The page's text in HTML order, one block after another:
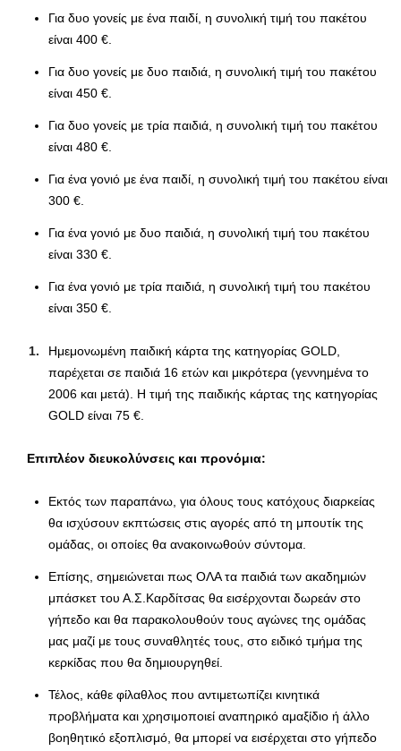
Για δυο γονείς με ένα παιδί, η συνολική τιμή του πακέτου
είναι 400 €.
Για δυο γονείς με δυο παιδιά, η συνολική τιμή του πακέτου
είναι 450 €.
Για δυο γονείς με τρία παιδιά, η συνολική τιμή του πακέτου
είναι 480 €.
Για ένα γονιό με ένα παιδί, η συνολική τιμή του πακέτου είναι
300 €.
Για ένα γονιό με δυο παιδιά, η συνολική τιμή του πακέτου
είναι 330 €.
Για ένα γονιό με τρία παιδιά, η συνολική τιμή του πακέτου
είναι 350 €.
Hμεμονωμένη παιδική κάρτα της κατηγορίας GOLD,
παρέχεται σε παιδιά 16 ετών και μικρότερα (γεννημένα το
2006 και μετά). Η τιμή της παιδικής κάρτας της κατηγορίας
GOLD είναι 75 €.
Επιπλέον διευκολύνσεις και προνόμια:
Εκτός των παραπάνω, για όλους τους κατόχους διαρκείας
θα ισχύσουν εκπτώσεις στις αγορές από τη μπουτίκ της
ομάδας, οι οποίες θα ανακοινωθούν σύντομα.
Επίσης, σημειώνεται πως ΟΛΑ τα παιδιά των ακαδημιών
μπάσκετ του Α.Σ.Καρδίτσας θα εισέρχονται δωρεάν στο
γήπεδο και θα παρακολουθούν τους αγώνες της ομάδας
μας μαζί με τους συναθλητές τους, στο ειδικό τμήμα της
κερκίδας που θα δημιουργηθεί.
Τέλος, κάθε φίλαθλος που αντιμετωπίζει κινητικά
προβλήματα και χρησιμοποιεί αναπηρικό αμαξίδιο ή άλλο
βοηθητικό εξοπλισμό, θα μπορεί να εισέρχεται στο γήπεδο